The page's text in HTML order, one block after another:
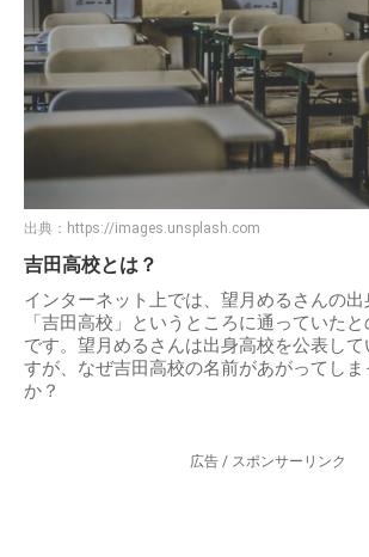
出典： https://images.unsplash.com
吉田高校とは？
インターネット上では、望月めるさんの
「吉田高校」というところに通っていた
です。望月めるさんは出身高校を公表し
すが、なぜ吉田高校の名前があがってしま
か？
広告 / スポンサーリンク